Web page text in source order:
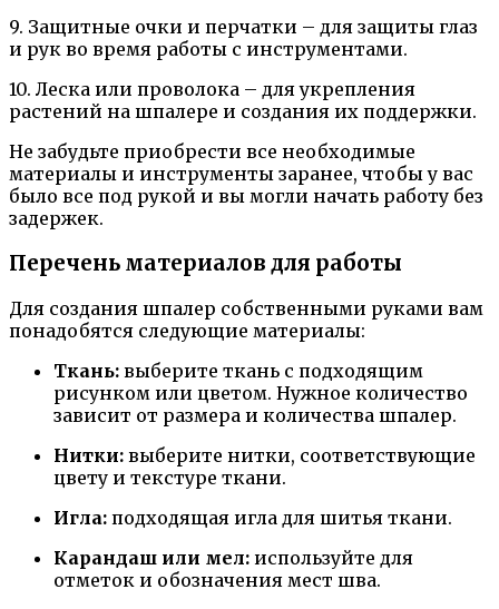
9. Защитные очки и перчатки – для защиты глаз
и рук во время работы с инструментами.
10. Леска или проволока – для укрепления
растений на шпалере и создания их поддержки.
Не забудьте приобрести все необходимые
материалы и инструменты заранее, чтобы у вас
было все под рукой и вы могли начать работу без
задержек.
Перечень материалов для работы
Для создания шпалер собственными руками вам
понадобятся следующие материалы:
Ткань: выберите ткань с подходящим
рисунком или цветом. Нужное количество
зависит от размера и количества шпалер.
Нитки: выберите нитки, соответствующие
цвету и текстуре ткани.
Игла: подходящая игла для шитья ткани.
Карандаш или мел: используйте для
отметок и обозначения мест шва.